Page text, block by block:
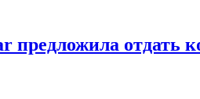
предложила отдать